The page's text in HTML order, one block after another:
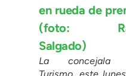
La concejala
Turismo, este